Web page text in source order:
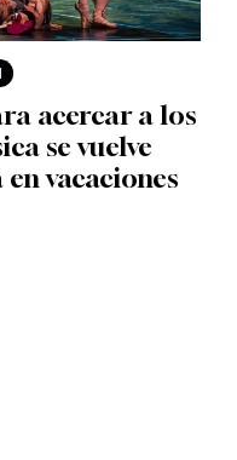
acercar a los
se vuelve
vacaciones